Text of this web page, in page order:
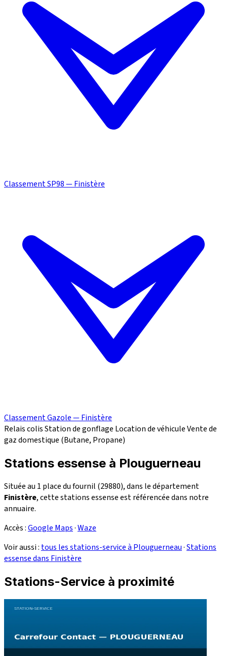
Classement SP98 — Finistère
Classement Gazole — Finistère
Relais colisStation de gonflage Location de véhiculeVente de
gaz domestique (Butane, Propane)
Stations essense à Plouguerneau
Située au 1 place du fournil (29880), dans le département
Finistère, cette stations essense est référencée dans notre
annuaire.
Accès :Google Maps·Waze
Voir aussi : tous les stations-service à Plouguerneau·Stations
essense dans Finistère
Stations-Service à proximité